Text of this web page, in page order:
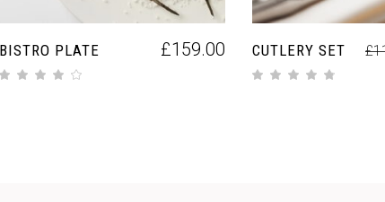
BISTRO PLATE £159.00 CUTLERY SET £